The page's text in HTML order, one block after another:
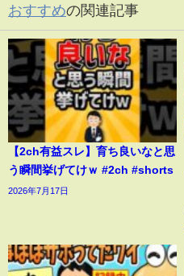
おすすめの関連記事
【2ch有益スレ】育ち良いなと思
う瞬間挙げてけｗ #2ch #shorts
2026年7月17日